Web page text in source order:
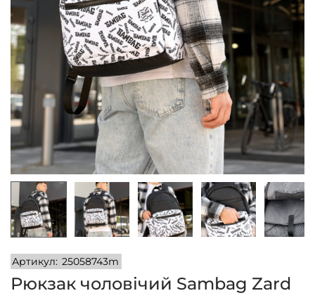
n
Артикул: 25058743m
Рюкзак чоловічий Sambag Zard